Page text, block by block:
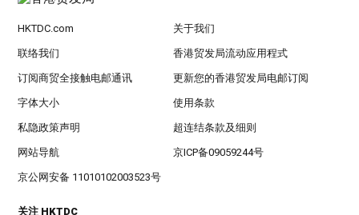
HKTDC.com 关于我们
联络我们 香港贸发局流动应用程式
订阅商贸全接触电邮通讯 更新您的香港贸发局电邮订阅
字体大小 使用条款
私隐政策声明 超连结条款及细则
网站导航 京ICP备09059244号
京公网安备 11010102003523号
关注 HKTDC